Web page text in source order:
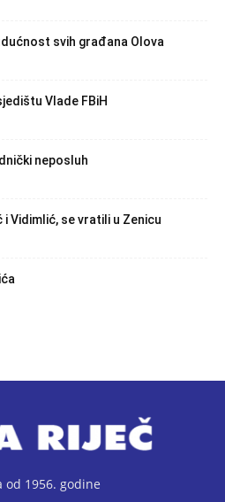
svih građana Olova
Vlade FBiH
neposluh
Vidimlić, se vratili u Zenicu
od 1956. godine